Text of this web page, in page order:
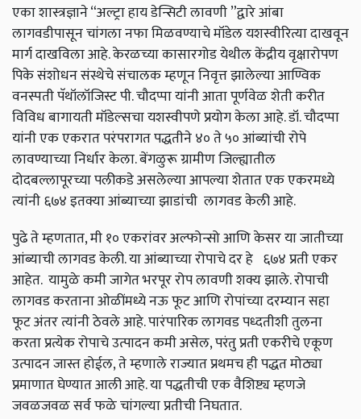
एका शास्त्रज्ञाने “अल्ट्रा हाय डेन्सिटी लावणी ”द्वारे आंबा
लागवडीपासून चांगला नफा मिळवण्याचे मॉडेल यशस्वीरित्या दाखवून
मार्ग दाखविला आहे. केरळच्या कासारगोड येथील केंद्रीय वृक्षारोपण
पिके संशोधन संस्थेचे संचालक म्हणून निवृत्त झालेल्या आण्विक
वनस्पती पॅथॉलॉजिस्ट पी. चौदप्पा यांनी आता पूर्णवेळ शेती करीत
विविध बागायती मॉडेल्सचा यशस्वीपणे प्रयोग केला आहे. डॉ. चौदप्पा
यांनी एक एकरात परंपरागत पद्धतीने ४० ते ५० आंब्यांची रोपे
लावण्याच्या निर्धार केला. बेंगळुरू ग्रामीण जिल्ह्यातील
दोदबल्लापूरच्या पलीकडे असलेल्या आपल्या शेतात एक एकरमध्ये
त्यांनी ६७४ इतक्या आंब्याच्या झाडांची लागवड केली आहे.
पुढे ते म्हणतात, मी १० एकरांवर अल्फोन्सो आणि केसर या जातीच्या
आंब्याची लागवड केली. या आंब्याच्या रोपाचे दर हे ६७४ प्रती एकर
आहेत. यामुळे कमी जागेत भरपूर रोप लावणी शक्य झाले. रोपाची
लागवड करताना ओळींमध्ये नऊ फूट आणि रोपांच्या दरम्यान सहा
फूट अंतर त्यांनी ठेवले आहे. पारंपारिक लागवड पध्दतीशी तुलना
करता प्रत्येक रोपाचे उत्पादन कमी असेल, परंतु प्रती एकरीचे एकूण
उत्पादन जास्त होईल, ते म्हणाले राज्यात प्रथमच ही पद्धत मोठ्या
प्रमाणात घेण्यात आली आहे. या पद्धतीची एक वैशिष्ट्य म्हणजे
जवळजवळ सर्व फळे चांगल्या प्रतीची निघतात.